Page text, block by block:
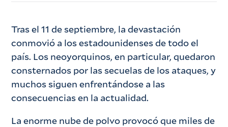
Tras el 11 de septiembre, la devastación
conmovió a los estadounidenses de todo el
país. Los neoyorquinos, en particular, quedaron
consternados por las secuelas de los ataques, y
muchos siguen enfrentándose a las
consecuencias en la actualidad.
La enorme nube de polvo provocó que miles de